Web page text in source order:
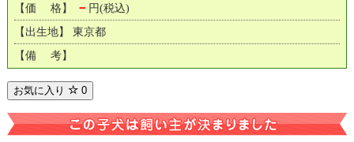
【価 格】 － 円(税込)
【出生地】 東京都
【備 考】
お気に入り 0